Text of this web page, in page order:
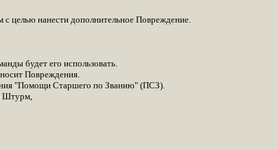
целью нанести дополнительное Повреждение.
будет его использовать.
Повреждения.
"Помощи Старшего по Званию" (ПСЗ).
Штурм,